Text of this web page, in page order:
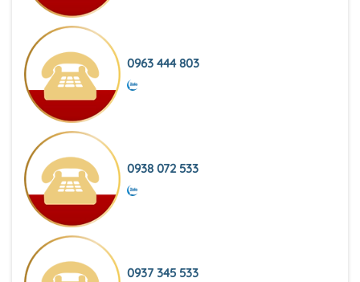
0963 444 803
0938 072 533
0937 345 533